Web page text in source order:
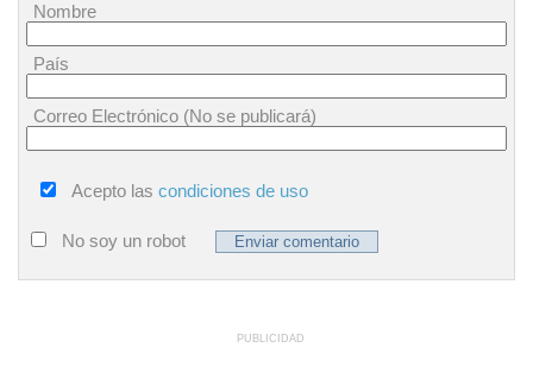
Nombre
País
Correo Electrónico (No se publicará)
Acepto las condiciones de uso
No soy un robot
PUBLICIDAD